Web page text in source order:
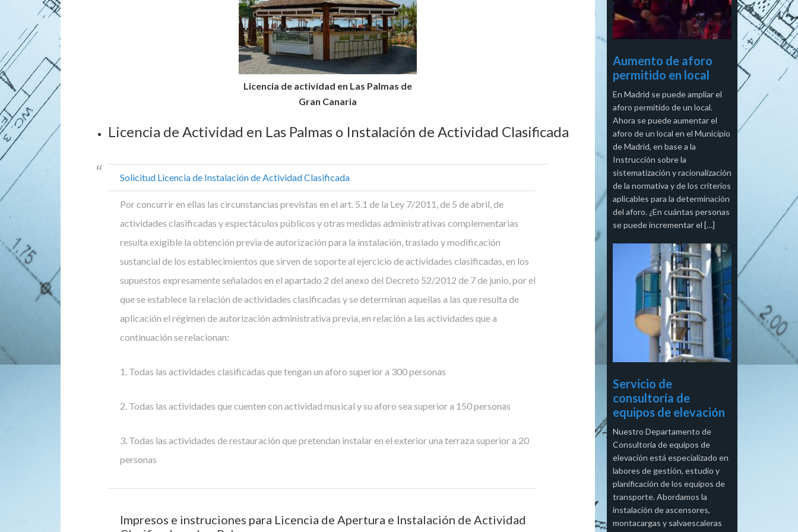
Licencia de actividad en Las Palmas de
Gran Canaria
Licencia de Actividad en Las Palmas o Instalación de Actividad Clasificada
Solicitud Licencia de Instalación de Actividad Clasificada
Por concurrir en ellas las circunstancias previstas en el art. 5.1 de la Ley 7/2011, de 5 de abril, de
actividades clasificadas y espectáculos públicos y otras medidas administrativas complementarias
resulta exigible la obtención previa de autorización para la instalación, traslado y modificación
sustancial de los establecimientos que sirven de soporte al ejercicio de actividades clasificadas, en los
supuestos expresamente señalados en el apartado 2 del anexo del Decreto 52/2012 de 7 de junio, por el
que se establece la relación de actividades clasificadas y se determinan aquellas a las que resulta de
aplicación el régimen de autorización administrativa previa, en relación a las actividades que a
continuación se relacionan:
1. Todas las actividades clasificadas que tengan un aforo superior a 300 personas
2. Todas las actividades que cuenten con actividad musical y su aforo sea superior a 150 personas
3. Todas las actividades de restauración que pretendan instalar en el exterior una terraza superior a 20
personas
Impresos e instruciones para Licencia de Apertura e Instalación de Actividad
Aumento de aforo
permitido en local
En Madrid se puede ampliar el
aforo permitido de un local.
Ahora se puede aumentar el
aforo de un local en el Municipio
de Madrid, en base a la
Instrucción sobre la
sistematización y racionalización
de la normativa y de los criterios
aplicables para la determinación
del aforo. ¿En cuántas personas
se puede incrementar el […]
Servicio de
consultoría de
equipos de elevación
Nuestro Departamento de
Consultoría de equipos de
elevación está especializado en
labores de gestión, estudio y
planificación de los equipos de
transporte. Abordamos la
instalación de ascensores,
montacargas y salvaescaleras